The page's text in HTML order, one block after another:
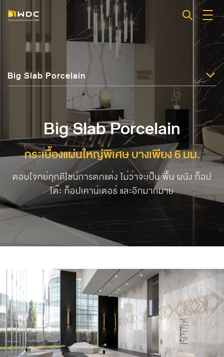
Big Slab Porcelain
Big Slab Porcelain
กระเบื้องแผ่นใหญ่พิเศษ บางเพียง 6 มม.
ตอบโจทย์ทุกดีไซน์การตกแต่ง ไม่ว่าจะเป็น พื้น ผนัง ท็อป
โต๊ะ ท็อปเคาน์เตอร์ และอีกมากมาย